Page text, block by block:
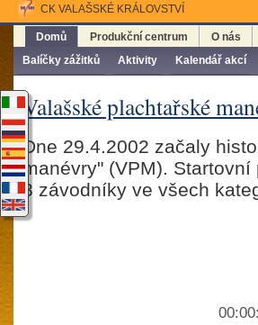
CK VALAŠSKÉ KRÁLOVSTVÍ
Domů
Balíčky zážitků
Aktivity Kalendář akcí
Produkční centrum O nás
Valašské plachtařské
Dne 29.4.2002 začaly
manévry" (VPM).
3 závodníky ve všech